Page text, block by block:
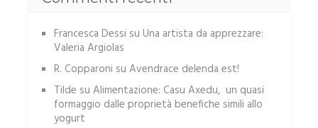
Francesca Dessi su Una artista da apprezzare:
Valeria Argiolas
R. Copparoni su Avendrace delenda est!
Tilde su Alimentazione: Casu Axedu, un quasi
formaggio dalle proprietà benefiche simili allo
yogurt